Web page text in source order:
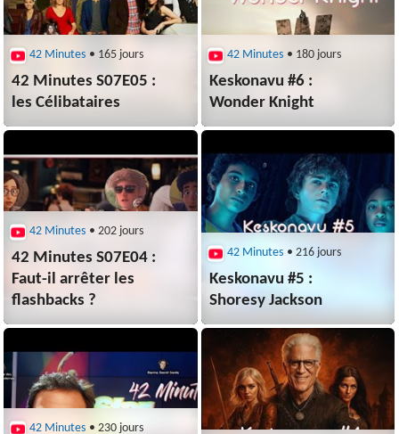
42 Minutes • 165 jours
42 Minutes S07E05 :
les Célibataires
42 Minutes • 180 jours
Keskonavu #6 :
Wonder Knight
42 Minutes • 202 jours
42 Minutes S07E04 :
Faut-il arrêter les
flashbacks ?
42 Minutes • 216 jours
Keskonavu #5 :
Shoresy Jackson
42 Minutes • 230 jours